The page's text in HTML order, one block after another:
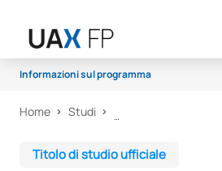
Informazioni sul programma
Programma
Home Studi
Titolo di studio ufficiale